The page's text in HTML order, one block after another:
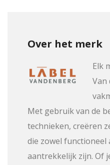
Over het merk
Elk
Van
Met gebruik van de
technieken, creëren
die zowel functioneel
aantrekkelijk zijn. Of